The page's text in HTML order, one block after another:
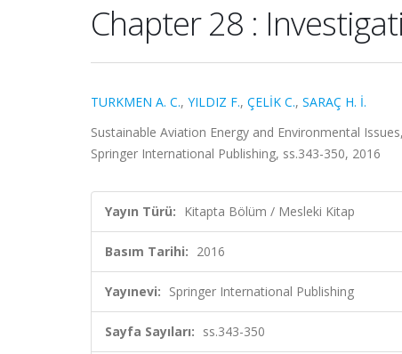
Chapter 28 :
TURKMEN A. C., YILDIZ F., ÇELİK C., SARAÇ H. İ.
Sustainable Aviation Energy and Environmental
Springer International Publishing, ss.343-350, 2016
Yayın Türü: Kitapta Bölüm / Mesleki Kitap
Basım Tarihi: 2016
Yayınevi: Springer International Publishing
Sayfa Sayıları: ss.343-350